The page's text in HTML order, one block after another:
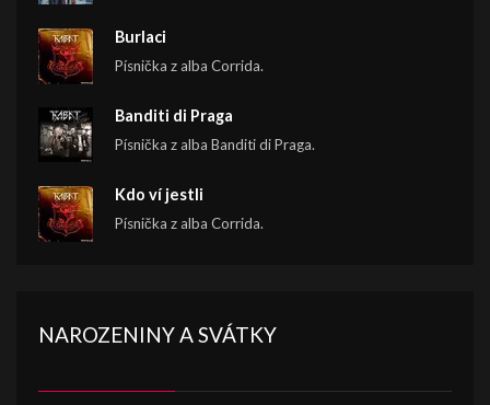
Burlaci
Písnička z alba Corrida.
Banditi di Praga
Písnička z alba Banditi di Praga.
Kdo ví jestli
Písnička z alba Corrida.
NAROZENINY A SVÁTKY